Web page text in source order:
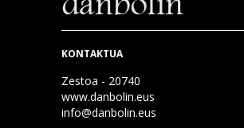
KONTAKTUA
Zestoa - 20740
www.danbolin.eus
info@danbolin.eus